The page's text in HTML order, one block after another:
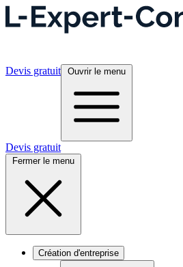
Devis gratuit Ouvrir le menu
Devis gratuit
Fermer le menu
Création d'entreprise